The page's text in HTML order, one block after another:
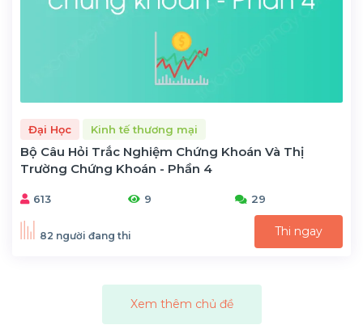
Đại Học Kinh tế thương mại
Bộ Câu Hỏi Trắc Nghiệm Chứng Khoán Và Thị
Trường Chứng Khoán - Phần 4
613 9 29
82 người đang thi Thi ngay
Xem thêm chủ đề